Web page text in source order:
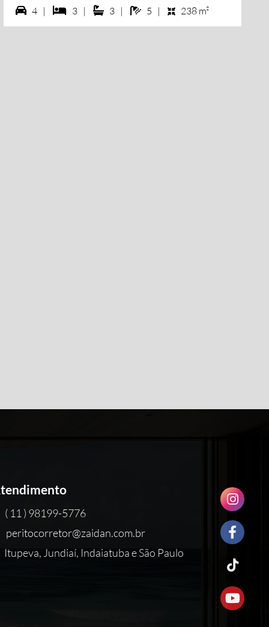
4 vagas na garagem
4 | 3 dormiórios
3 | 3 suítes
3 | 5 banheiros
5 | 238 m²
( 11 ) 98199-5776
peritocorretor@zaidan.com.br
Itupeva, Jundiaí, Indaiatuba e São Paulo